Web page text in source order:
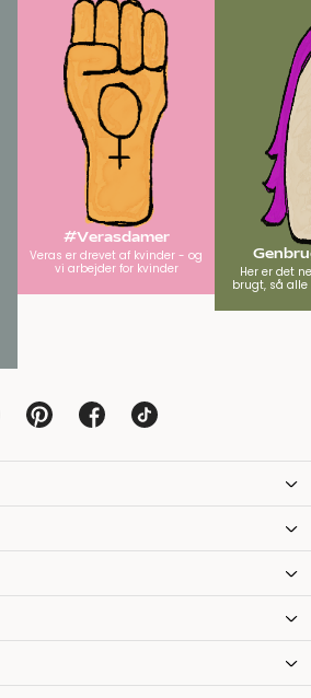
#Verasdamer
Veras er drevet af kvinder - og
vi arbejder for kvinder
Her er det
brugt, så